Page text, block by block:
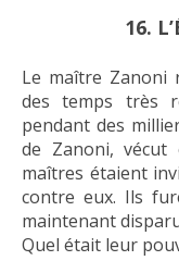
16.
Le maître Zanoni
des temps très
pendant des
de Zanoni, vécut
maîtres étaient
contre eux. Ils
maintenant
Quel était leur